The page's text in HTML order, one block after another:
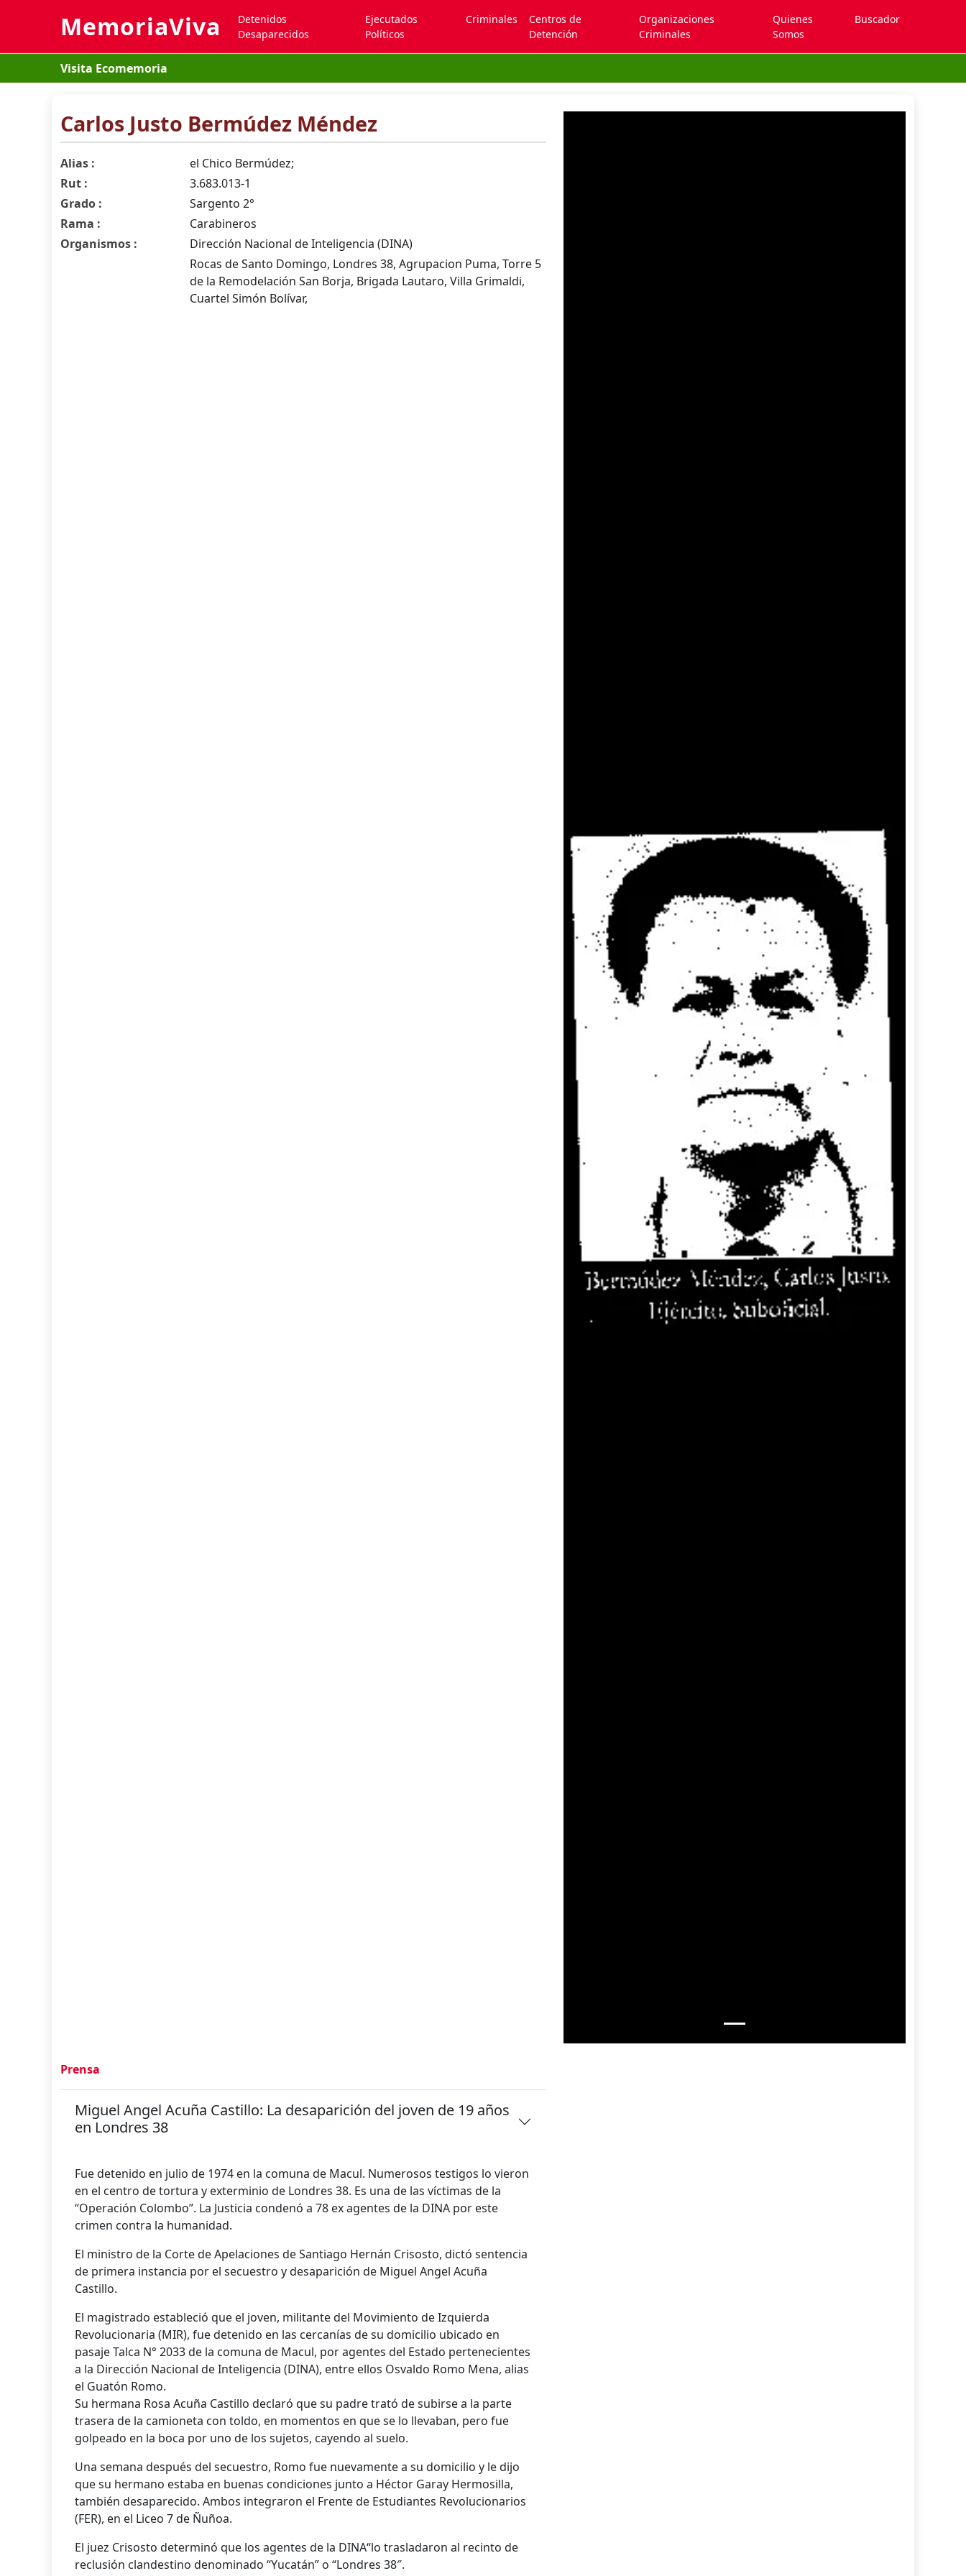
MemoriaViva
Detenidos
Desaparecidos
Ejecutados
Políticos
Criminales
Centros de
Detención
Organizaciones
Criminales
Quienes
Somos
Buscador
Visita Ecomemoria
Carlos Justo Bermúdez Méndez
Alias :
el Chico Bermúdez;
Rut :
3.683.013-1
Grado :
Sargento 2°
Rama :
Carabineros
Organismos :
Dirección Nacional de Inteligencia (DINA)
Rocas de Santo Domingo, Londres 38, Agrupacion Puma, Torre 5
de la Remodelación San Borja, Brigada Lautaro, Villa Grimaldi,
Cuartel Simón Bolívar,
Prensa
Miguel Angel Acuña Castillo: La desaparición del joven de 19 años
en Londres 38
Fue detenido en julio de 1974 en la comuna de Macul. Numerosos testigos lo vieron
en el centro de tortura y exterminio de Londres 38. Es una de las víctimas de la
“Operación Colombo”. La Justicia condenó a 78 ex agentes de la DINA por este
crimen contra la humanidad.
El ministro de la Corte de Apelaciones de Santiago Hernán Crisosto, dictó sentencia
de primera instancia por el secuestro y desaparición de Miguel Angel Acuña
Castillo.
El magistrado estableció que el joven, militante del Movimiento de Izquierda
Revolucionaria (MIR), fue detenido en las cercanías de su domicilio ubicado en
pasaje Talca N° 2033 de la comuna de Macul, por agentes del Estado pertenecientes
a la Dirección Nacional de Inteligencia (DINA), entre ellos Osvaldo Romo Mena, alias
el Guatón Romo.
Su hermana Rosa Acuña Castillo declaró que su padre trató de subirse a la parte
trasera de la camioneta con toldo, en momentos en que se lo llevaban, pero fue
golpeado en la boca por uno de los sujetos, cayendo al suelo.
Una semana después del secuestro, Romo fue nuevamente a su domicilio y le dijo
que su hermano estaba en buenas condiciones junto a Héctor Garay Hermosilla,
también desaparecido. Ambos integraron el Frente de Estudiantes Revolucionarios
(FER), en el Liceo 7 de Ñuñoa.
El juez Crisosto determinó que los agentes de la DINA“lo trasladaron al recinto de
reclusión clandestino denominado “Yucatán” o “Londres 38″.